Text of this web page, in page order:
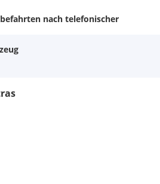
nach telefonischer
vorbehalten
Daten (z.B.
CO2 Ausstoß) handelt es
hierdurch zu Abweichungen
Waschanlage